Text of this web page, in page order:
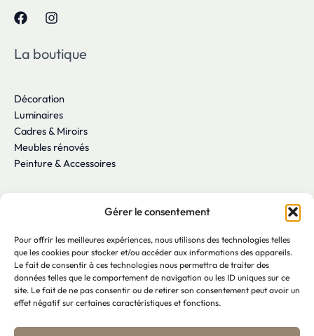
Gérer le consentement
Pour offrir les meilleures expériences, nous utilisons des technologies telles
que les cookies pour stocker et/ou accéder aux informations des appareils.
Le fait de consentir à ces technologies nous permettra de traiter des
données telles que le comportement de navigation ou les ID uniques sur ce
site. Le fait de ne pas consentir ou de retirer son consentement peut avoir un
effet négatif sur certaines caractéristiques et fonctions.
La boutique
Décoration
Luminaires
Cadres & Miroirs
Meubles rénovés
Peinture & Accessoires
CGV
Mon compte
Réserver un atelier
Contact